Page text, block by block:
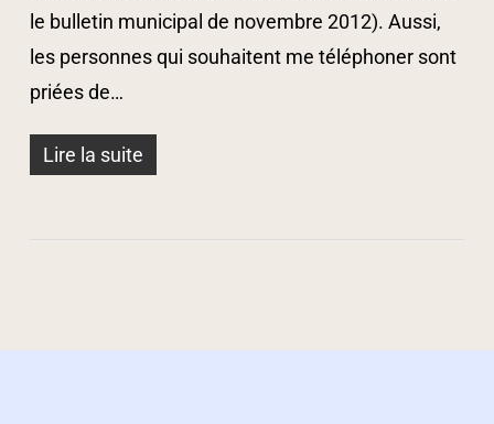
le bulletin municipal de novembre 2012). Aussi,
les personnes qui souhaitent me téléphoner sont
priées de…
Lire la suite